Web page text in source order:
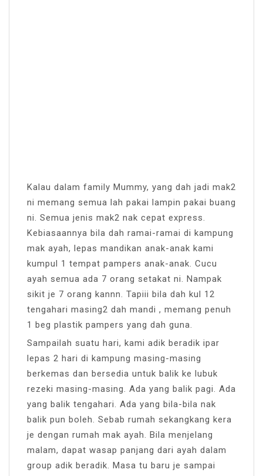
Kalau dalam family Mummy, yang dah jadi mak2
ni memang semua lah pakai lampin pakai buang
ni. Semua jenis mak2 nak cepat express.
Kebiasaannya bila dah ramai-ramai di kampung
mak ayah, lepas mandikan anak-anak kami
kumpul 1 tempat pampers anak-anak. Cucu
ayah semua ada 7 orang setakat ni. Nampak
sikit je 7 orang kannn. Tapiii bila dah kul 12
tengahari masing2 dah mandi , memang penuh
1 beg plastik pampers yang dah guna.
Sampailah suatu hari, kami adik beradik ipar
lepas 2 hari di kampung masing-masing
berkemas dan bersedia untuk balik ke lubuk
rezeki masing-masing. Ada yang balik pagi. Ada
yang balik tengahari. Ada yang bila-bila nak
balik pun boleh. Sebab rumah sekangkang kera
je dengan rumah mak ayah. Bila menjelang
malam, dapat wasap panjang dari ayah dalam
group adik beradik. Masa tu baru je sampai